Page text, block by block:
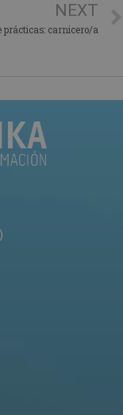
NEXT
prácticas: carnicero/a